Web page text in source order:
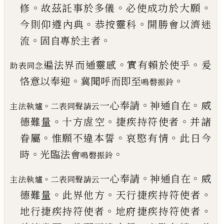
修 。 故茲託事於多儀 。 必使成功於大願 。
今則仰遵內典 。 恭按靈科 。 開勝會以濟迷
流 。 固自專於主者 。
助表同念遍法界而通靈感 。 實有賴於使乎 。 爰
恪意以奉迎 。 冀聞呼而即至鳴磬振鈴 。
主法執爐 。 二表同聲請云一心奉請 。 神通自在 。 威
德難量 。 十方虗空 。 捷疾持符使者 。 并諸
眷屬 。 惟願不違本誓 。 哀愍有情 。 此日今
時 。 光臨法會鳴磬振鈴 。
主法執爐 。 二表同聲請云一心奉請 。 神通自在 。 威
德難量 。 此界他方 。 天行捷疾持符使者 。
地行捷疾持符使者 。 地府捷疾持符使者 。